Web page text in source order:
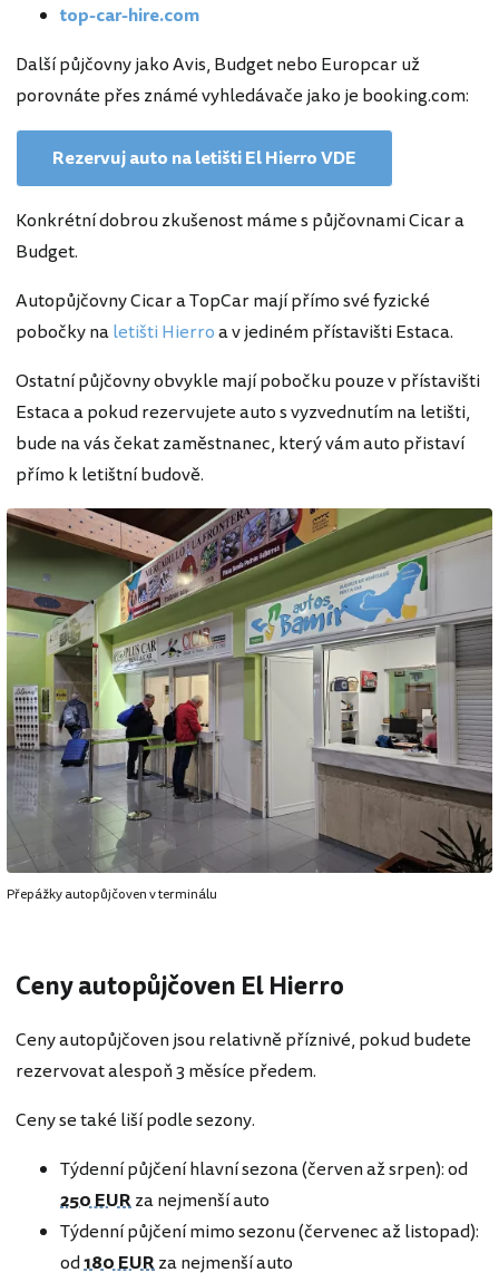
top-car-hire.com
Další půjčovny jako Avis, Budget nebo Europcar už
porovnáte přes známé vyhledávače jako je booking.com:
Rezervuj auto na letišti El Hierro VDE
Konkrétní dobrou zkušenost máme s půjčovnami Cicar a
Budget.
Autopůjčovny Cicar a TopCar mají přímo své fyzické
pobočky naletišti Hierroa v jediném přístavišti Estaca.
Ostatní půjčovny obvykle mají pobočku pouze v přístavišti
Estaca a pokud rezervujete auto s vyzvednutím na letišti,
bude na vás čekat zaměstnanec, který vám auto přistaví
přímo k letištní budově.
Přepážky autopůjčoven v terminálu
Ceny autopůjčoven El Hierro
Ceny autopůjčoven jsou relativně příznivé, pokud budete
rezervovat alespoň 3 měsíce předem.
Ceny se také liší podle sezony.
Týdenní půjčení hlavní sezona (červen až srpen): od
250 EURza nejmenší auto
Týdenní půjčení mimo sezonu (červenec až listopad):
od180 EURza nejmenší auto